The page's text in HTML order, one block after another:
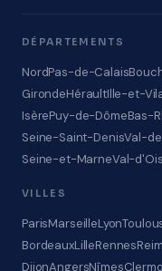
DÉPARTEMENTS
NordPas-de-Calais
GirondeHéraultIlle-et-
IsèrePuy-de-DômeBas-
Seine-Saint-DenisVal-
Seine-et-MarneVal-
VILLES
ParisMarseilleLyon
BordeauxLilleRennes
DijonAngersNîmes